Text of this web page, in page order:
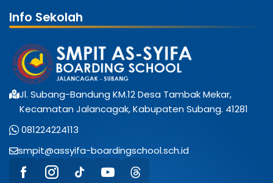
Info Sekolah
Jl. Subang-Bandung KM.12 Desa Tambak Mekar,
Kecamatan Jalancagak, Kabupaten Subang. 41281
081224224113
smpit@assyifa-boardingschool.sch.id